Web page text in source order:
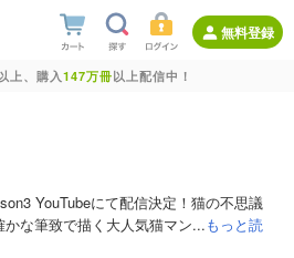
無料登録
上、購入147万冊以上配信中！
YouTubeにて配信決定！猫の不思議
かな筆致で描く大人気猫マン...もっと読